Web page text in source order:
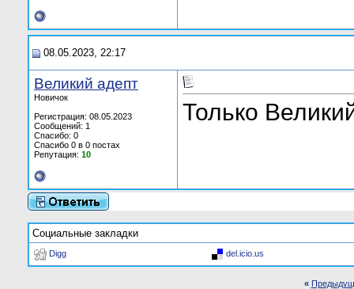
08.05.2023, 22:17
Великий адепт
Новичок
Регистрация: 08.05.2023
Сообщений: 1
Спасибо: 0
Спасибо 0 в 0 постах
Репутация: 10
Только
Социальные закладки
Digg del.icio.us
«